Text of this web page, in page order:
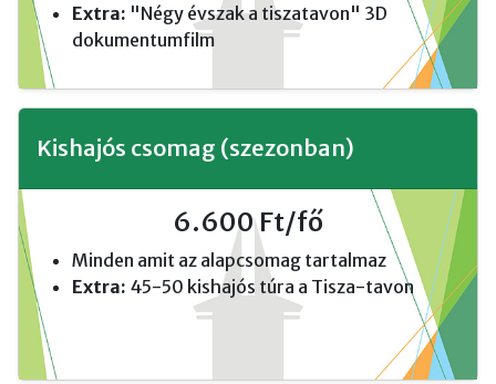
Extra: "Négy évszak a tiszatavon" 3D
dokumentumfilm
Kishajós csomag (szezonban)
6.600 Ft/fő
Minden amit az alapcsomag tartalmaz
Extra: 45-50 kishajós túra a Tisza-tavon